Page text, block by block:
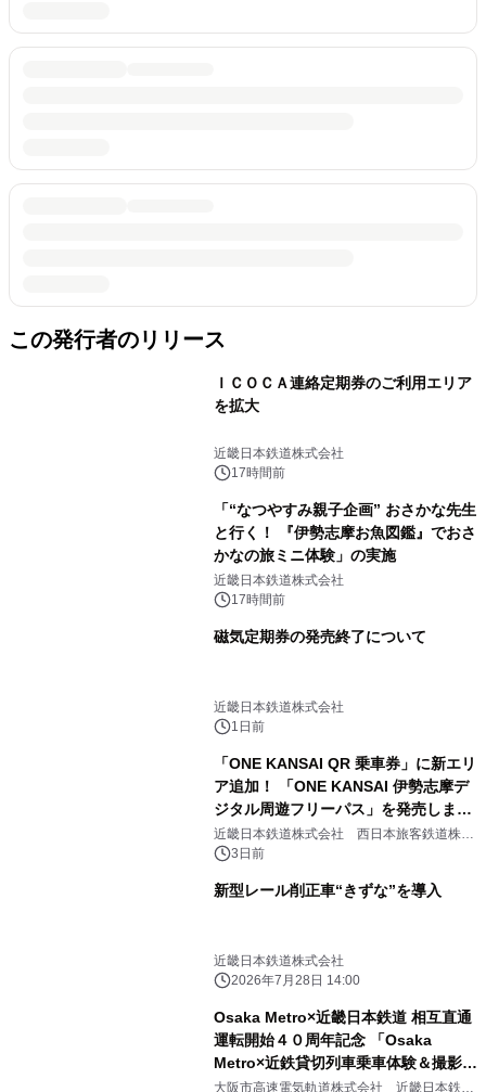
この発行者のリリース
ＩＣＯＣＡ連絡定期券のご利用エリア
を拡大
近畿日本鉄道株式会社
17時間前
「“なつやすみ親子企画” おさかな先生
と行く！ 『伊勢志摩お魚図鑑』でおさ
かなの旅ミニ体験」の実施
近畿日本鉄道株式会社
17時間前
磁気定期券の発売終了について
近畿日本鉄道株式会社
1日前
「ONE KANSAI QR 乗車券」に新エリ
ア追加！ 「ONE KANSAI 伊勢志摩デ
ジタル周遊フリーパス」を発売しま
す！
近畿日本鉄道株式会社 西日本旅客鉄道株式
会社 三重交通株式会社
3日前
新型レール削正車“きずな”を導入
近畿日本鉄道株式会社
2026年7月28日 14:00
Osaka Metro×近畿日本鉄道 相互直通
運転開始４０周年記念 「Osaka
Metro×近鉄貸切列車乗車体験＆撮影会
ツアー」を開催！
大阪市高速電気軌道株式会社 近畿日本鉄道